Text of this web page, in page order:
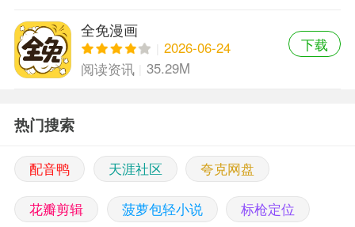
全免漫画
2026-06-24
阅读资讯
35.29M
下载
热门搜索
配音鸭 天涯社区 夸克网盘
花瓣剪辑 菠萝包轻小说 标枪定位